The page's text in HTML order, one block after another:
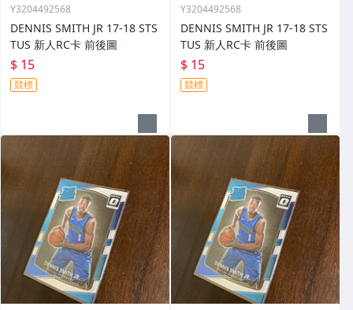
Y3204492568
DENNIS SMITH JR 17-18 STS
TUS 新人RC卡 前後圖
$ 15
競標
Y3204492568
DENNIS SMITH JR 17-18 STS
TUS 新人RC卡 前後圖
$ 15
競標